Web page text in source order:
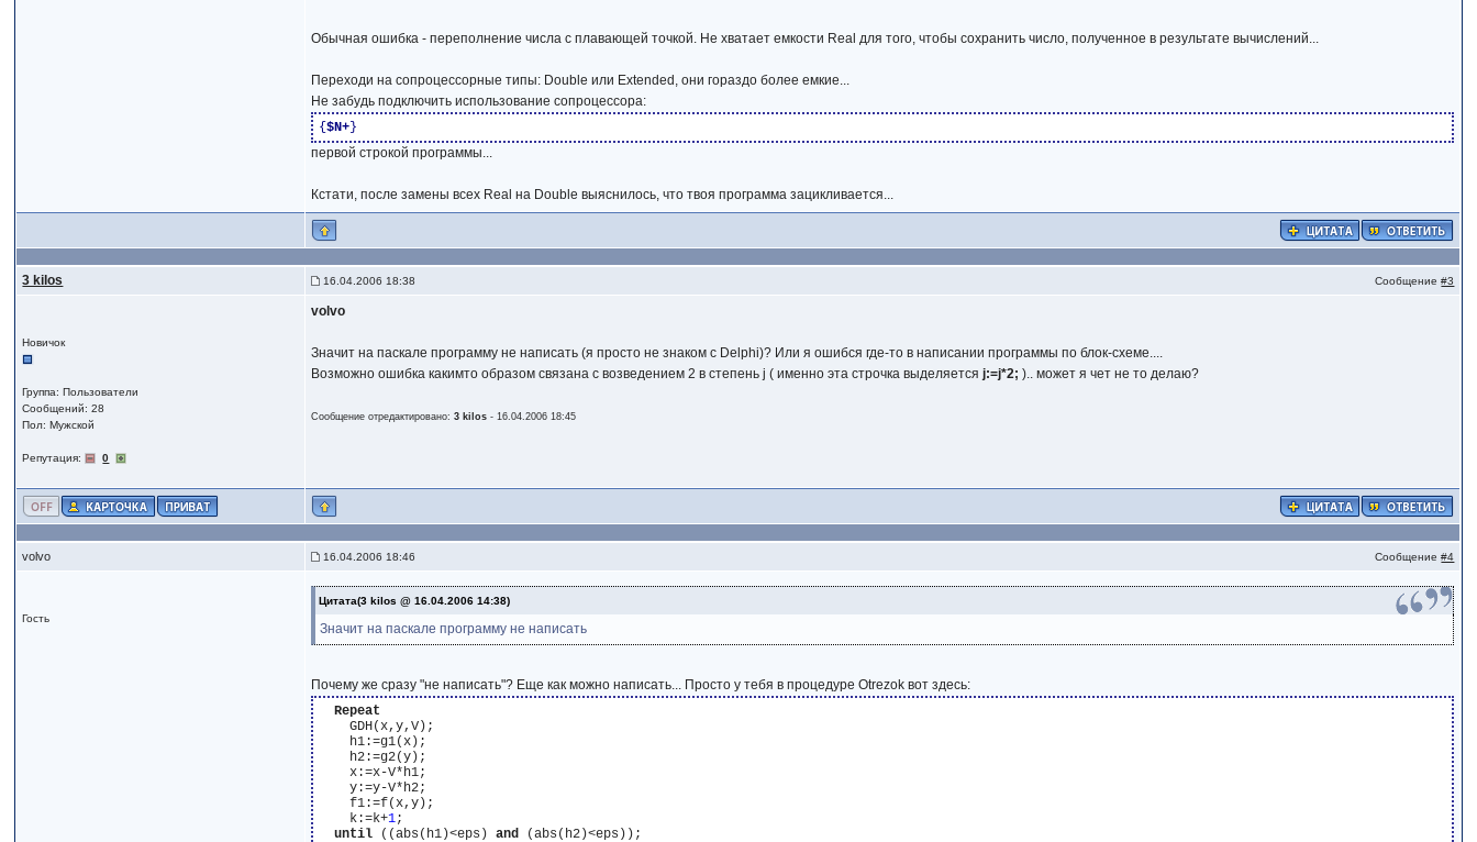
Обычная ошибка - переполнение числа с плавающей точкой. Не хватает емкости Real для того, чтобы сохранить число, полученное в результате вычислений...
Переходи на сопроцессорные типы: Double или Extended, они гораздо более емкие...
Не забудь подключить использование сопроцессора:
{$N+ }
первой строкой программы...
Кстати, после замены всех Real на Double выяснилось, что твоя программа зацикливается...
3 kilos 16.04.2006 18:38 Сообщение#3
Новичок
Группа: Пользователи
Сообщений: 28
Пол: Мужской
Репутация: 0
volvo
Значит на паскале программу не написать (я просто не знаком с Delphi)? Или я ошибся где-то в написании программы по блок-схеме....
Возможно ошибка какимто образом связана с возведением 2 в степень j ( именно эта строчка выделяетсяj:=j*2; ).. может я чет не то делаю?
Сообщение отредактировано:3 kilos -16.04.2006 18:45
volvo 16.04.2006 18:46 Сообщение#4
Гость
Цитата(3 kilos @ 16.04.2006 14:38)
Значит на паскале программу не написать
Почему же сразу "не написать"? Еще как можно написать... Просто у тебя в процедуре Otrezok вот здесь:
Repeat
    GDH(x,y,V);
    h1:=g1(x);
    h2:=g2(y);
    x:=x-V*h1;
    y:=y-V*h2;
    f1:=f(x,y);
    k:=k+
1;
until ((abs(h1)<eps) and